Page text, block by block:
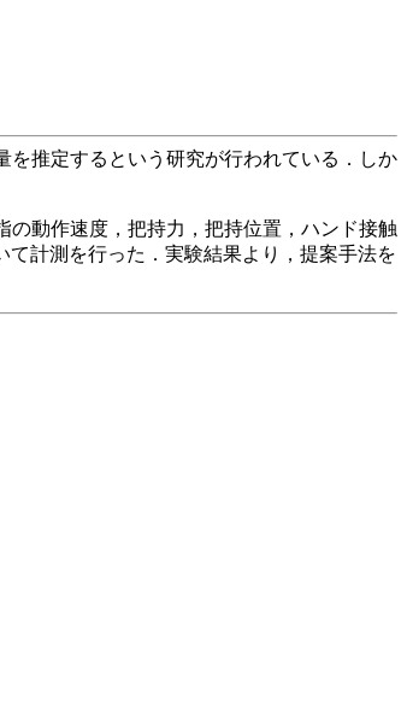
推定するという研究が行われている．しか
動作速度，把持力，把持位置，ハンド接触
計測を行った．実験結果より，提案手法を